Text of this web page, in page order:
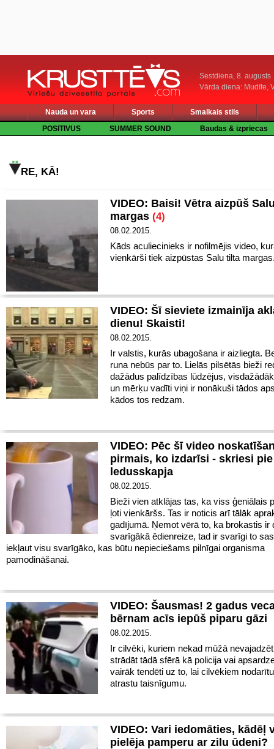
Sestdiena, 8. augusts
Vārda diena: Mudīte,
Nauda un vara Sports
Smalkais stils
POSITIVUS
SUMMER SOUND Baudas & izpriecas
RE, KĀ!
VIDEO: Baisi! Vētra aizpūš
margas (4)
08.02.2015.
Kāds aculiecinieks ir nofilmējis video,
vienkārši tiek aizpūstas Salu tilta
VIDEO: Šī sieviete izmainīja
dienu! Skaisti!
08.02.2015.
Ir valstis, kurās ubagošana ir aizliegta.
runa nebūs par to. Lielās pilsētās bieži
dažādus palīdzības lūdzējus,
un mērķu vadīti viņi ir nonākuši tādos
kādos tos redzam.
VIDEO: Pēc šī video
pirmais, ko izdarīsi - skriesi pie
ledusskapja
08.02.2015.
Bieži vien atklājas tas, ka viss ģeniālais
ļoti vienkāršs. Tas ir noticis arī tālāk
gadījumā. Ņemot vērā to, ka brokastis ir
svarīgākā ēdienreize, tad ir svarīgi to
iekļaut visu svarīgāko, kas būtu nepieciešams pilnīgai organisma
pamodināšanai.
VIDEO: Šausmas! 2 gadus
bērnam acīs iepūš piparu gāzi
08.02.2015.
Ir cilvēki, kuriem nekad mūžā
strādāt tādā sfērā kā policija vai
vairāk tendēti uz to, lai cilvēkiem
atrastu taisnīgumu.
VIDEO: Vari iedomāties, kādēļ
pielēja pamperu ar zilu ūdeni?